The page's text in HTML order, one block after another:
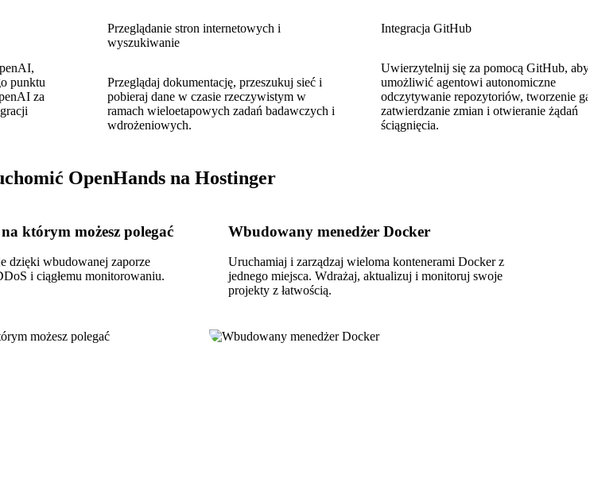
punktu
za
Przeglądanie stron internetowych i
wyszukiwanie
Przeglądaj dokumentację, przeszukuj sieć i
pobieraj dane w czasie rzeczywistym w
ramach wieloetapowych zadań badawczych i
wdrożeniowych.
Integracja GitHub
Uwierzytelnij się za pomocą GitHub, aby
umożliwić agentowi autonomiczne
odczytywanie repozytoriów, tworzenie
zatwierdzanie zmian i otwieranie żądań
ściągnięcia.
OpenHands na Hostinger
którym możesz polegać
dzięki wbudowanej zaporze
i ciągłemu monitorowaniu.
Wbudowany menedżer Docker
Uruchamiaj i zarządzaj wieloma kontenerami Docker z
jednego miejsca. Wdrażaj, aktualizuj i monitoruj swoje
projekty z łatwością.